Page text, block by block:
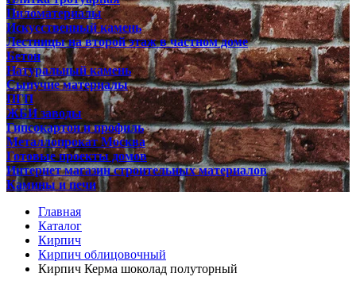
Пиломатериалы
Искусственный камень
Лестницы на второй этаж в частном доме
Бетон
Натуральный камень
Сыпучие материалы
ПГП
ЖБИ заводы
Гипсокартон и профиль
Металлопрокат Москва
Готовые проекты домов
Интернет магазин строительных материалов
Камины и печи
Главная
Каталог
Кирпич
Кирпич облицовочный
Кирпич Керма шоколад полуторный